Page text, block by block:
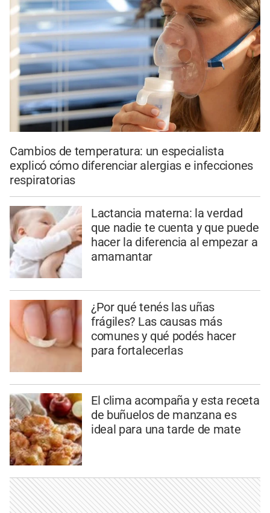
Cambios de temperatura: un especialista
explicó cómo diferenciar alergias e infecciones
respiratorias
Lactancia materna: la verdad
que nadie te cuenta y que puede
hacer la diferencia al empezar a
amamantar
¿Por qué tenés las uñas
frágiles? Las causas más
comunes y qué podés hacer
para fortalecerlas
El clima acompaña y esta receta
de buñuelos de manzana es
ideal para una tarde de mate